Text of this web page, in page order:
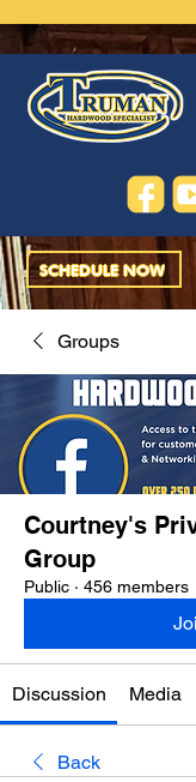
SCHEDULE NOW
Groups
Courtney's
Group
Public · 456 members
Discussion Media
Back